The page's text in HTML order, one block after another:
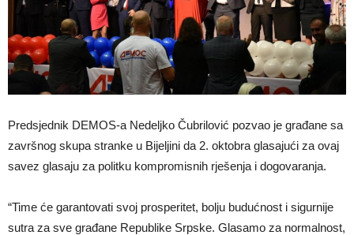
Predsjednik DEMOS-a Nedeljko Čubrilović pozvao je građane sa
završnog skupa stranke u Bijeljini da 2. oktobra glasajući za ovaj
savez glasaju za politku kompromisnih rješenja i dogovaranja.
“Time će garantovati svoj prosperitet, bolju budućnost i sigurnije
sutra za sve građane Republike Srpske. Glasamo za normalnost,